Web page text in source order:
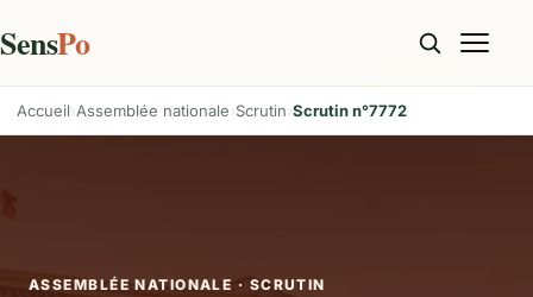
SensPo
Accueil Assemblée nationale Scrutin Scrutin n°7772
ASSEMBLÉE NATIONALE · SCRUTIN